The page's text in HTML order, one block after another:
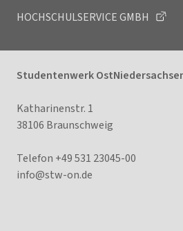
HOCHSCHULSERVICE GMBH
Studentenwerk
Katharinenstr. 1
38106 Braunschweig
Telefon +49 531 23045-00
info@stw-on.de